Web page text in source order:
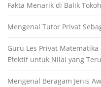
Fakta Menarik di Balik
Mengenal Tutor Privat
Guru Les Privat
Efektif untuk Nilai yang
Mengenal Beragam Jenis